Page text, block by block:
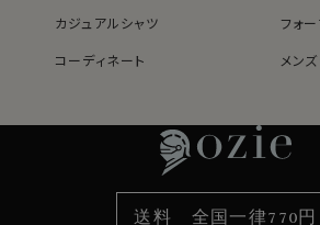
カジュアルシャツ
フォ
コーディネート
メン
袖・
色から選ぶ
柄から
カフス
サス
送料 全国一律770円